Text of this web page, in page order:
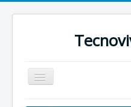
Toggle
Navigation